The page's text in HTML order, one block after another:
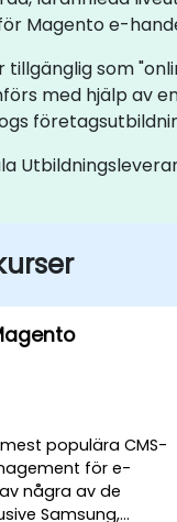
Magento e-
som
med hjälp av
populära CMS-
för e-
några av de
Samsung,